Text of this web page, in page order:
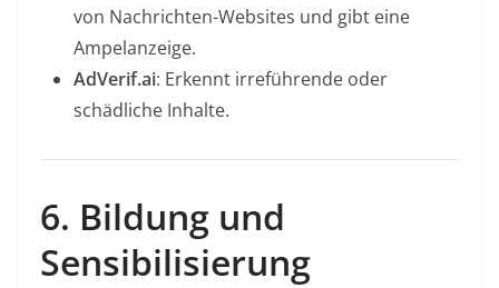
von Nachrichten-Websites und gibt eine
Ampelanzeige.
AdVerif.ai: Erkennt irreführende oder
schädliche Inhalte.
6. Bildung und
Sensibilisierung